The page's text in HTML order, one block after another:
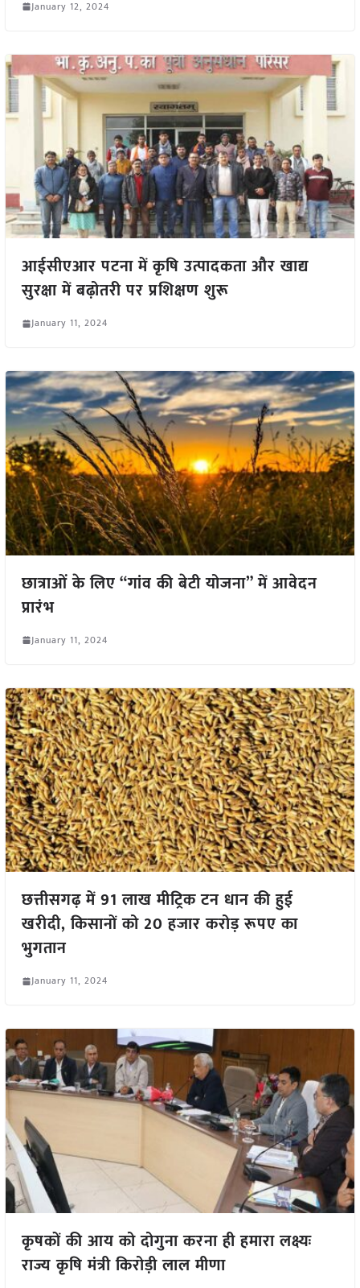
January 12, 2024
आईसीएआर पटना में कृषि उत्पादकता और खाद्य
सुरक्षा में बढ़ोतरी पर प्रशिक्षण शुरू
January 11, 2024
छात्राओं के लिए “गांव की बेटी योजना” में आवेदन
प्रारंभ
January 11, 2024
छत्तीसगढ़ में 91 लाख मीट्रिक टन धान की हुई
खरीदी, किसानों को 20 हजार करोड़ रूपए का
भुगतान
January 11, 2024
कृषकों की आय को दोगुना करना ही हमारा लक्ष्यः
राज्य कृषि मंत्री किरोड़ी लाल मीणा